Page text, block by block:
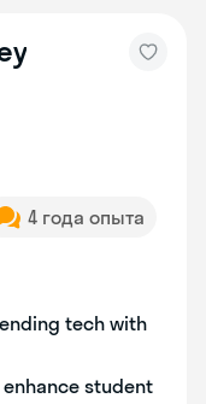
4 года опыта
tech with
student